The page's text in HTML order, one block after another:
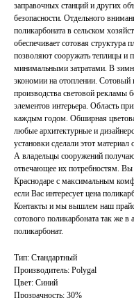
заправочных станций и других
безопасности. Отдельного
поликарбоната в сельском
обеспечивает сотовая структура
позволяют сооружать теплицы
минимальными затратами. В
экономии на отоплении. Сотовый
производства световой рекламы
элементов интерьера. Область
каждым годом. Обширная
любые архитектурные и
установки сделали этот
А владельцы сооружений
отвечающее их потребностям. Вы
Краснодаре с максимальным
если Вас интересует цена
Контакты и мы вышлем наш
сотового поликарбоната так же в
поликарбонат.
Тип: Стандартный
Производитель: Polygal
Цвет: Синий
Прозрачность: 30%